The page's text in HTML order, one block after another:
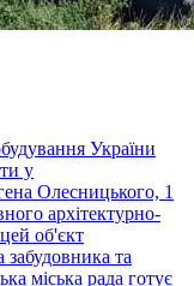
України
у
Олесницького, 1
архітектурно-
об'єкт
та
міська рада готує